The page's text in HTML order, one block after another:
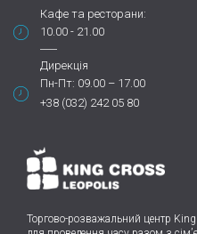
Кафе та ресторани:
10.00 - 21.00
Дирекція
Пн-Пт: 09.00 – 17.00
+38 (032) 242 05 80
Торгово-розважальний центр